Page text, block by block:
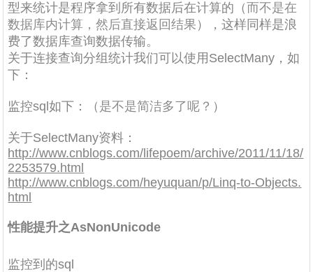
型来统计是程序拿到所有数据后在计算的（ 而不是在
数据库内计算，然后直接返回结果 ），这样同样是浪
费了数据库查询数据传输。
关于连接查询分组统计我们可以使用SelectMany，如
下：
监控sql如下：（ 是不是简洁多了呢？ ）
关于SelectMany资料：
http://www.cnblogs.com/lifepoem/archive/2011/11/18/
2253579.html
http://www.cnblogs.com/heyuquan/p/Linq-to-Objects.
html
性能提升之AsNonUnicode
监控到的sql